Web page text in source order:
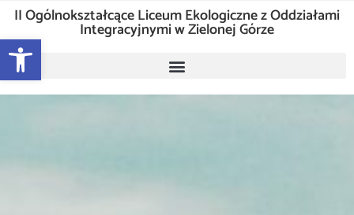
Otwórz pasek narzędzi
II Ogólnokształcące Liceum Ekologiczne z Oddziałami
Integracyjnymi w Zielonej Górze